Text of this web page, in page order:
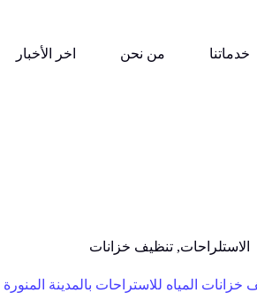
خدماتنا من نحن اخر الأخبار
الاستلراحات,تنظيف خزانات
خزانات المياه للاستراحات بالمدينة المنورة